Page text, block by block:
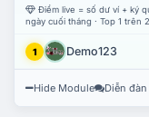
Điểm live = số dư ví + ký
ngày cuối tháng · Top 1 trên
1 Demo123
Hide Module Diễn đàn